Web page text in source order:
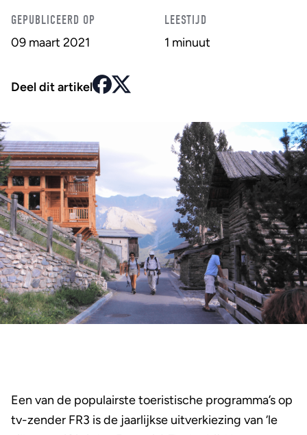
GEPUBLICEERD OP
09 maart 2021
LEESTIJD
1 minuut
Deel dit artikel
Een van de populairste toeristische programma’s op
tv-zender FR3 is de jaarlijkse uitverkiezing van ‘le